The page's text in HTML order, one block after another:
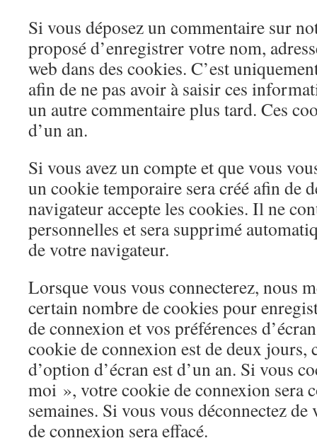
Si vous déposez un commentaire sur
proposé d’enregistrer votre nom,
web dans des cookies. C’est
afin de ne pas avoir à saisir ces
un autre commentaire plus tard. Ces
d’un an.
Si vous avez un compte et que vous
un cookie temporaire sera créé afin de
navigateur accepte les cookies. Il ne
personnelles et sera supprimé
de votre navigateur.
Lorsque vous vous connecterez, nous
certain nombre de cookies pour
de connexion et vos préférences
cookie de connexion est de deux jours,
d’option d’écran est d’un an. Si vous
moi », votre cookie de connexion sera
semaines. Si vous vous déconnectez
de connexion sera effacé.